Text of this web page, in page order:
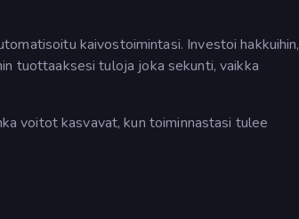
kaivostoimintasi. Investoi hakkuihin,
tuottaaksesi tuloja joka sekunti, vaikka
voitot kasvavat, kun toiminnastasi tulee